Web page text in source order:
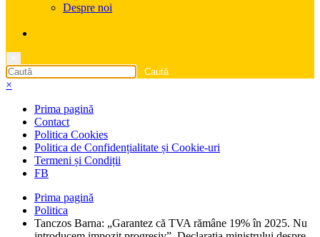
Despre noi
×
Prima pagină
Contact
Politica Cookies
Politica de Confidențialitate și Cookie-uri
Termeni și Condiții
FB
Prima pagină
Politica
Tanczos Barna: „Garantez că TVA rămâne 19% în 2025. Nu